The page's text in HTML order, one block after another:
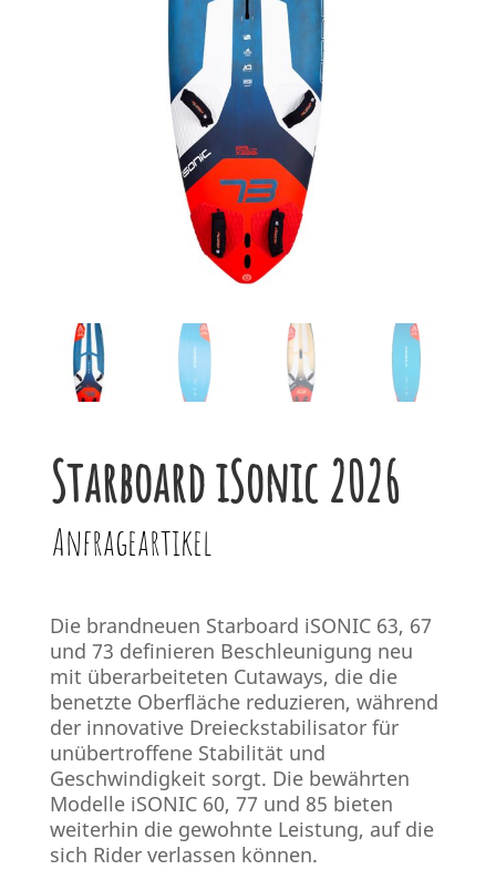
Starboard iSonic 2026
Anfrageartikel
Die brandneuen Starboard iSONIC 63, 67
und 73 definieren Beschleunigung neu
mit überarbeiteten Cutaways, die die
benetzte Oberfläche reduzieren, während
der innovative Dreieckstabilisator für
unübertroffene Stabilität und
Geschwindigkeit sorgt. Die bewährten
Modelle iSONIC 60, 77 und 85 bieten
weiterhin die gewohnte Leistung, auf die
sich Rider verlassen können.